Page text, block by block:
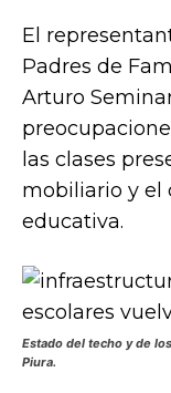
El
Padres de
Arturo
las clases
mobiliario y el
educativa.
Estado del techo y de
Piura.